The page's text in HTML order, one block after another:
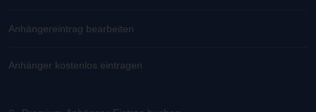
Anhängereintrag bearbeiten
Anhänger kostenlos eintragen